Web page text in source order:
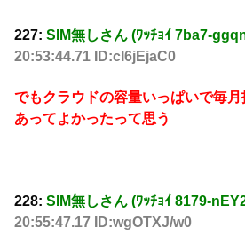
227: SIM無しさん (ﾜｯﾁｮｲ 7ba7-
20:53:44.71 ID:cI6jEjaC0
でもクラウドの容量いっぱいで毎
あってよかったって思う
228: SIM無しさん (ﾜｯﾁｮｲ 8179-
20:55:47.17 ID:wgOTXJ/w0